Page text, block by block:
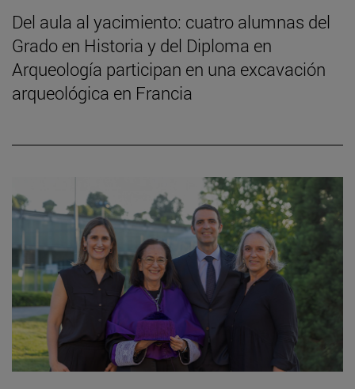
Del aula al yacimiento: cuatro alumnas del
Grado en Historia y del Diploma en
Arqueología participan en una excavación
arqueológica en Francia